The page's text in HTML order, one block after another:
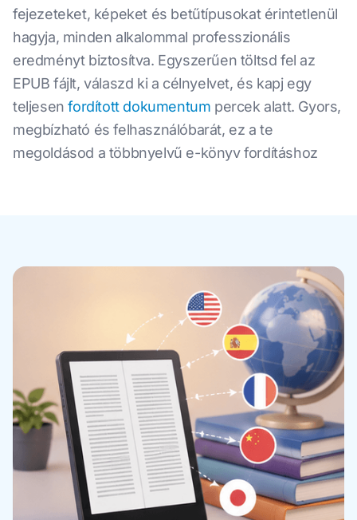
fejezeteket, képeket és betűtípusokat érintetlenül
hagyja, minden alkalommal professzionális
eredményt biztosítva. Egyszerűen töltsd fel az
EPUB fájlt, válaszd ki a célnyelvet, és kapj egy
teljesenfordított dokumentum percek alatt. Gyors,
megbízható és felhasználóbarát, ez a te
megoldásod a többnyelvű e-könyv fordításhoz